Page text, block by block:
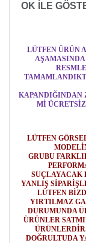
OK İLE
LÜTFEN ÜRÜN
KAPANDIĞINDAN
Mİ
LÜTFEN
GRUBU
SUÇLAYACAK
YANLIŞ
LÜTFEN
YIRTILMAZ
DURUMUNDA
ÜRÜNLER
DOĞRULTUDA